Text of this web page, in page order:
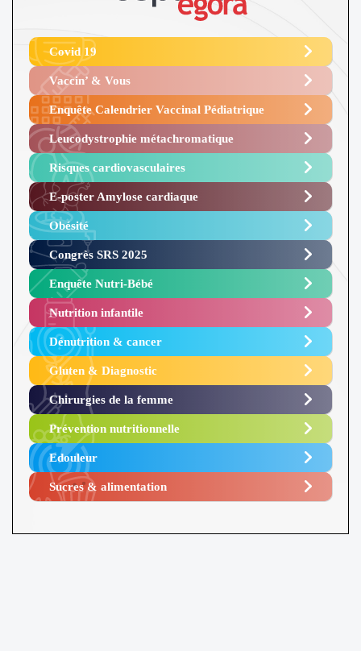
Covid 19
Vaccin’ & Vous
Enquête Calendrier Vaccinal Pédiatrique
Leucodystrophie métachromatique
Risques cardiovasculaires
E-poster Amylose cardiaque ​
Obésité ​
Congrès SRS 2025 ​
Enquête Nutri-Bébé ​
Nutrition infantile
Dénutrition & cancer
Gluten & Diagnostic
Chirurgies de la femme
Prévention nutritionnelle
Edouleur​
Sucres & alimentation​